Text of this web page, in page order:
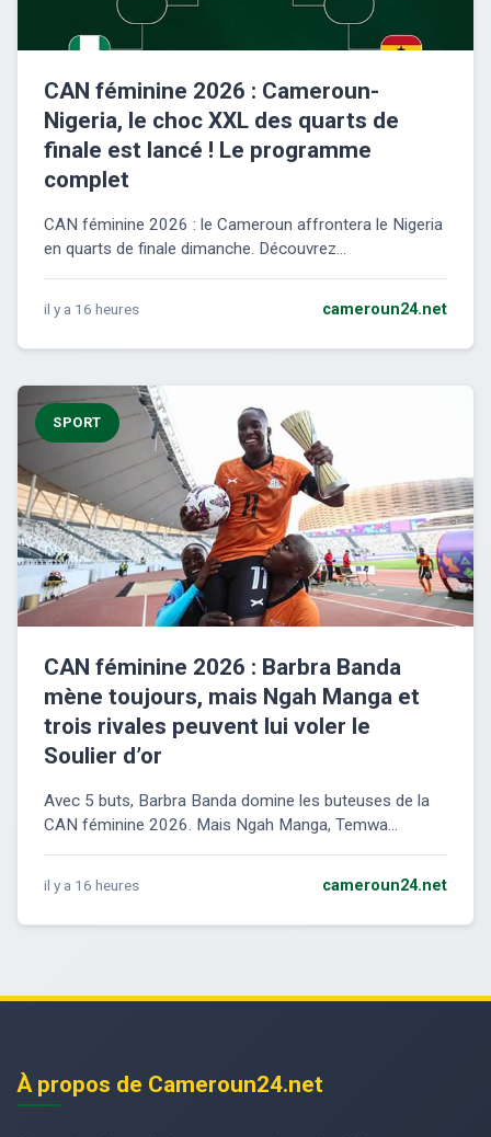
CAN féminine 2026 : Cameroun-
Nigeria, le choc XXL des quarts de
finale est lancé ! Le programme
complet
CAN féminine 2026 : le Cameroun affrontera le Nigeria
en quarts de finale dimanche. Découvrez...
il y a 16 heures cameroun24.net
SPORT
CAN féminine 2026 : Barbra Banda
mène toujours, mais Ngah Manga et
trois rivales peuvent lui voler le
Soulier d’or
Avec 5 buts, Barbra Banda domine les buteuses de la
CAN féminine 2026. Mais Ngah Manga, Temwa...
il y a 16 heures cameroun24.net
À propos de Cameroun24.net